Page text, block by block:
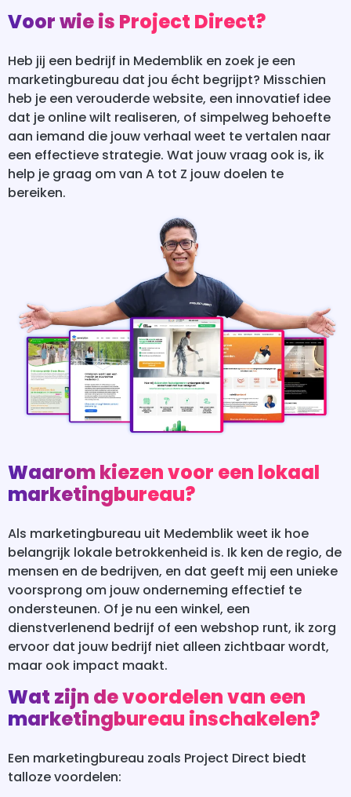
Voor wie is Project Direct?
Heb jij een bedrijf in Medemblik en zoek je een
marketingbureau dat jou écht begrijpt? Misschien
heb je een verouderde website, een innovatief idee
dat je online wilt realiseren, of simpelweg behoefte
aan iemand die jouw verhaal weet te vertalen naar
een effectieve strategie. Wat jouw vraag ook is, ik
help je graag om van A tot Z jouw doelen te
bereiken.
Waarom kiezen voor een lokaal
marketingbureau?
Als marketingbureau uit Medemblik weet ik hoe
belangrijk lokale betrokkenheid is. Ik ken de regio, de
mensen en de bedrijven, en dat geeft mij een unieke
voorsprong om jouw onderneming effectief te
ondersteunen. Of je nu een winkel, een
dienstverlenend bedrijf of een webshop runt, ik zorg
ervoor dat jouw bedrijf niet alleen zichtbaar wordt,
maar ook impact maakt.
Wat zijn de voordelen van een
marketingbureau inschakelen?
Een marketingbureau zoals Project Direct biedt
talloze voordelen: